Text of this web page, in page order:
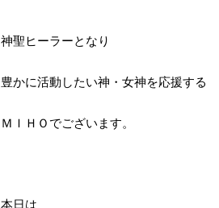
神聖ヒーラーとなり
豊かに活動したい神・女神を応援する
ＭＩＨＯでございます。
本日は